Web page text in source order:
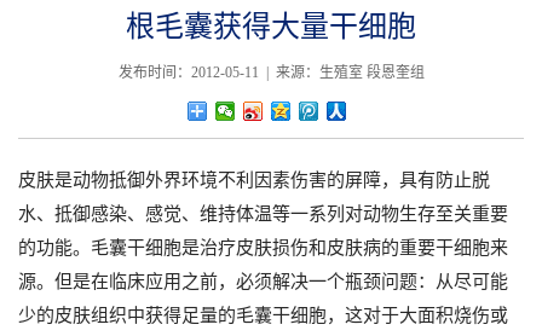
根毛囊获得大量干细胞
发布时间：2012-05-11 | 来源：生殖室 段恩奎组
皮肤是动物抵御外界环境不利因素伤害的屏障，具有防止脱
水、抵御感染、感觉、维持体温等一系列对动物生存至关重要
的功能。毛囊干细胞是治疗皮肤损伤和皮肤病的重要干细胞来
源。但是在临床应用之前，必须解决一个瓶颈问题：从尽可能
少的皮肤组织中获得足量的毛囊干细胞，这对于大面积烧伤或